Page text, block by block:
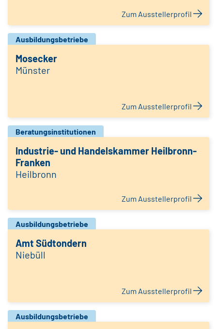
Zum Ausstellerprofil
Ausbildungsbetriebe
Mosecker
Münster
Zum Ausstellerprofil
Beratungsinstitutionen
Industrie- und Handelskammer Heilbronn-
Franken
Heilbronn
Zum Ausstellerprofil
Ausbildungsbetriebe
Amt Südtondern
Niebüll
Zum Ausstellerprofil
Ausbildungsbetriebe